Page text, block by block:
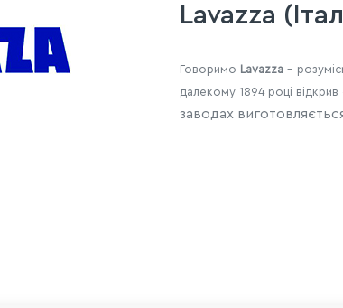
Lavazza
Говоримо Lavazza-
далекому 1894 році
заводах